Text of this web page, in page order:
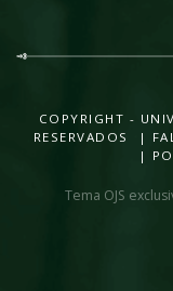
COPYRIGHT -
RESERVADOS |
|
Tema OJS